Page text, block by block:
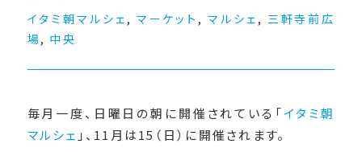
イタミ朝マルシェ , マーケット ,マルシェ , 三軒寺前広
場 , 中央
毎月一度、日曜日の朝に開催されている「イタミ朝
マルシェ 」、11月は15（日）に開催されます。